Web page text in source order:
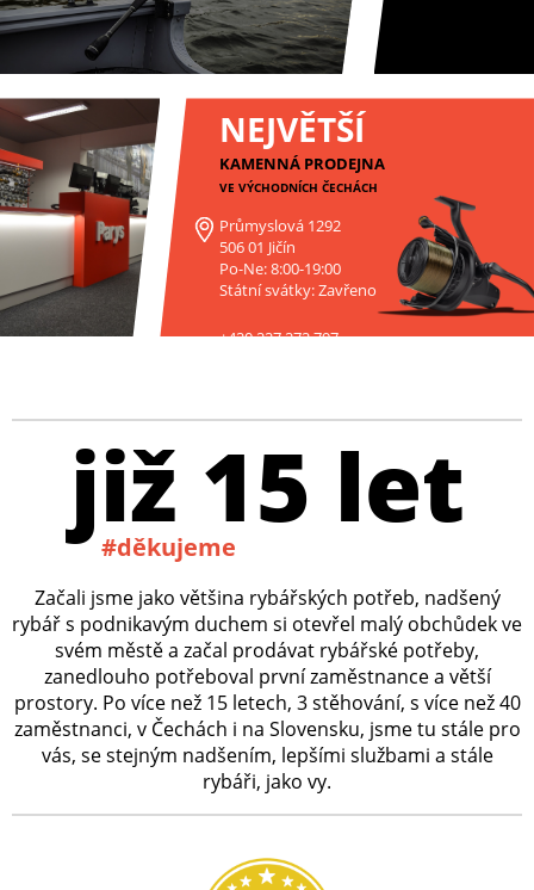
NEJVĚTŠÍ
KAMENNÁ PRODEJNA
VE VÝCHODNÍCH ČECHÁCH
Průmyslová 1292
506 01 Jičín
Po-Ne: 8:00-19:00
Státní svátky: Zavřeno
+420 227 272 797
již 15 let
#děkujeme
Začali jsme jako většina rybářských potřeb, nadšený
rybář s podnikavým duchem si otevřel malý obchůdek ve
svém městě a začal prodávat rybářské potřeby,
zanedlouho potřeboval první zaměstnance a větší
prostory. Po více než 15 letech, 3 stěhování, s více než 40
zaměstnanci, v Čechách i na Slovensku, jsme tu stále pro
vás, se stejným nadšením, lepšími službami a stále
rybáři, jako vy.